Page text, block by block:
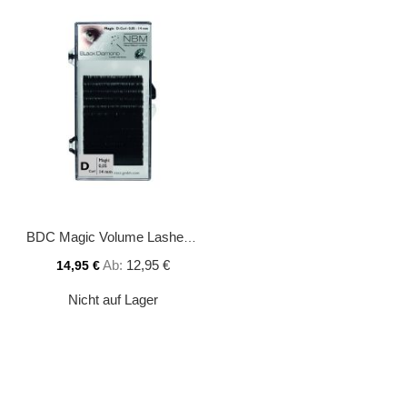
BDC Magic Volume Lashes D-Curl 0,05 - 14 mm
14,95 €Ab 12,95 €
Nicht auf Lager